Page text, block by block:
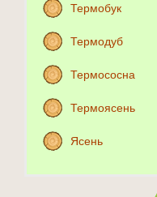
Термобук
Термодуб
Термососна
Термоясень
Ясень